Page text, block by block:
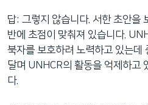
이
색
답: 그렇지 않습니다. 서한 초안을
반에 초점이 맞춰져 있습니다.
북자를 보호하려 노력하고 있는데
달며 UNHCR의 활동을 억제하고
다.